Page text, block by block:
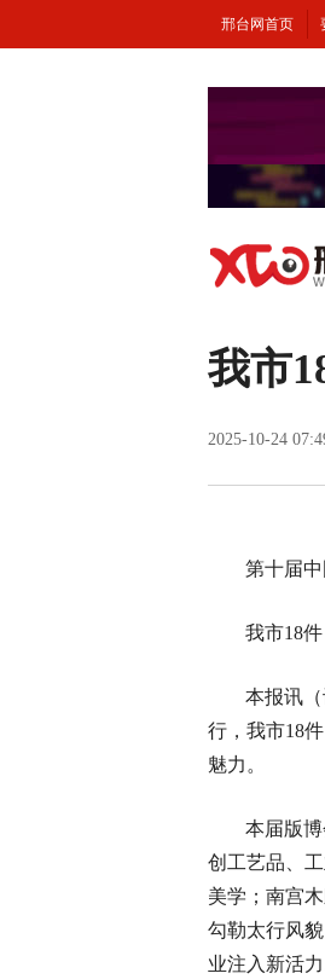
邢台网首页
我市
2025-10-24
第十届
我市18
本报讯
行，我市18
魅力。
本届版
创工艺品、
美学；南宫
勾勒太行风
业注入新活